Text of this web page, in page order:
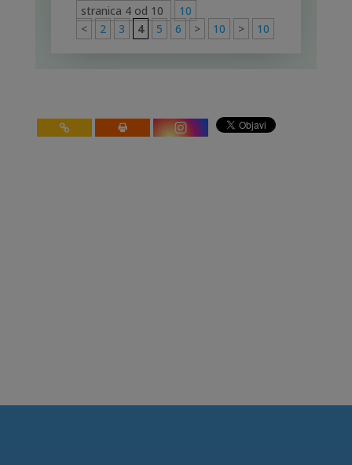
stranica 4 od 10
10
<
2 3 4 5 6 > 10 > 10